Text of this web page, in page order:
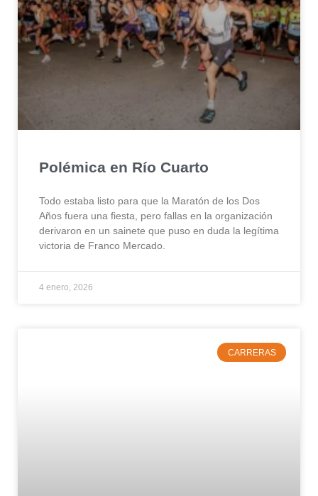
Polémica en Río Cuarto
Todo estaba listo para que la Maratón de los Dos
Años fuera una fiesta, pero fallas en la organización
derivaron en un sainete que puso en duda la legítima
victoria de Franco Mercado.
4 enero, 2026
CARRERAS